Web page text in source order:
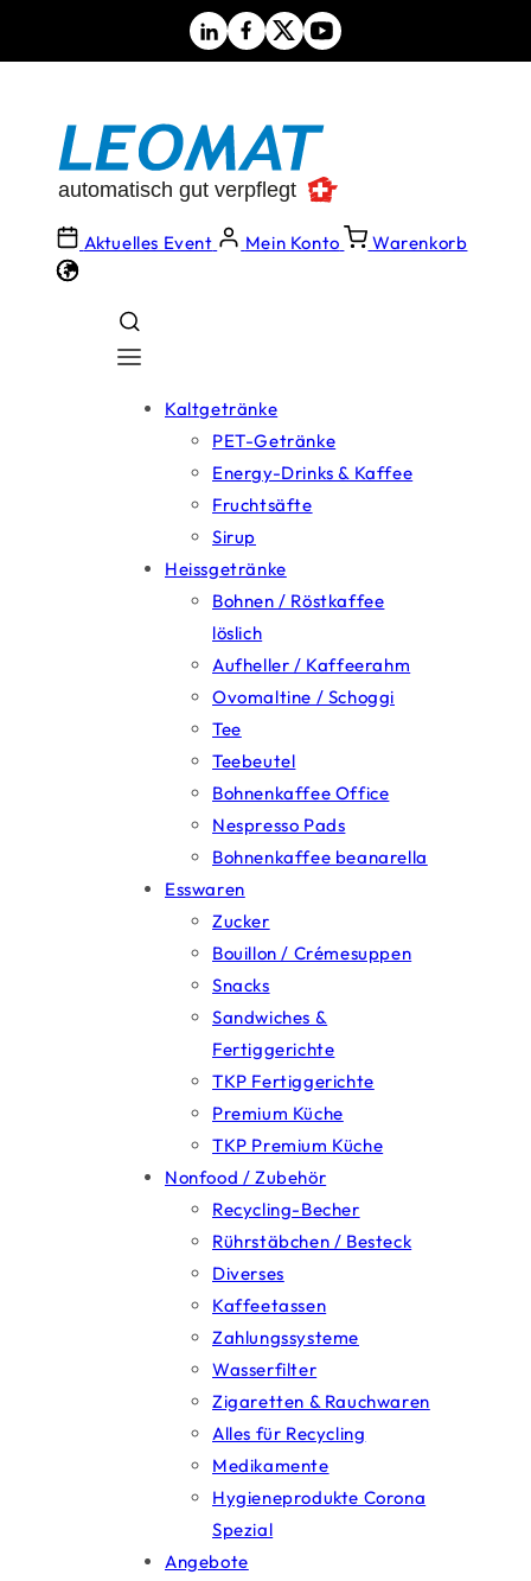
Aktuelles Event Mein Konto Warenkorb
Kaltgetränke
PET-Getränke
Energy-Drinks & Kaffee
Fruchtsäfte
Sirup
Heissgetränke
Bohnen / Röstkaffee
löslich
Aufheller / Kaffeerahm
Ovomaltine / Schoggi
Tee
Teebeutel
Bohnenkaffee Office
Nespresso Pads
Bohnenkaffee beanarella
Esswaren
Zucker
Bouillon / Crémesuppen
Snacks
Sandwiches &
Fertiggerichte
TKP Fertiggerichte
Premium Küche
TKP Premium Küche
Nonfood / Zubehör
Recycling-Becher
Rührstäbchen / Besteck
Diverses
Kaffeetassen
Zahlungssysteme
Wasserfilter
Zigaretten & Rauchwaren
Alles für Recycling
Medikamente
Hygieneprodukte Corona
Spezial
Angebote